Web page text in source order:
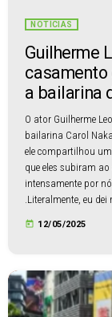
NOTÍCIAS
Guilherme
casamento
a bailarina
O ator Guilherme
bailarina Carol
ele compartilhou
que eles subiram
intensamente por
.Literalmente, eu dei
today 12/05/2025